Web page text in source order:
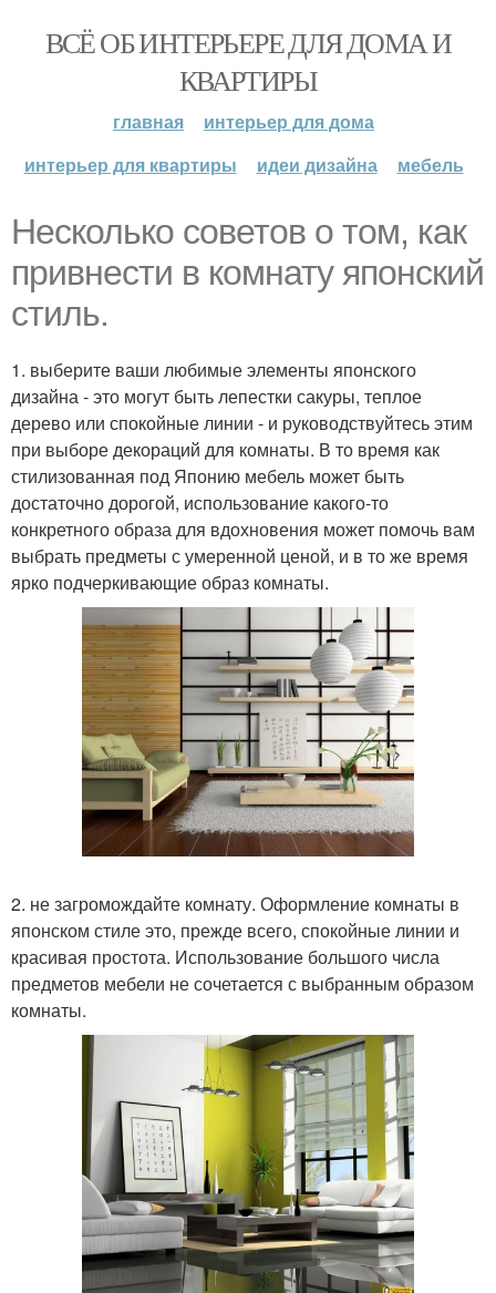
ВСЁ ОБ ИНТЕРЬЕРЕ ДЛЯ ДОМА И
КВАРТИРЫ
главная
интерьер для дома
интерьер для квартиры
идеи дизайна мебель
Несколько советов о том, как
привнести в комнату японский
стиль.
1. выберите ваши любимые элементы японского
дизайна - это могут быть лепестки сакуры, теплое
дерево или спокойные линии - и руководствуйтесь этим
при выборе декораций для комнаты. В то время как
стилизованная под Японию мебель может быть
достаточно дорогой, использование какого-то
конкретного образа для вдохновения может помочь вам
выбрать предметы с умеренной ценой, и в то же время
ярко подчеркивающие образ комнаты.
2. не загромождайте комнату. Оформление комнаты в
японском стиле это, прежде всего, спокойные линии и
красивая простота. Использование большого числа
предметов мебели не сочетается с выбранным образом
комнаты.